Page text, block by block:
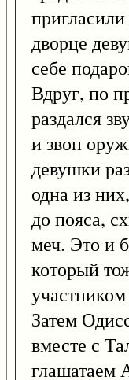
дворце
себе
Вдруг, по
раздался
и звон
девушки
одна из
до пояса,
меч. Это и
который
Затем
вместе с
глашатаем